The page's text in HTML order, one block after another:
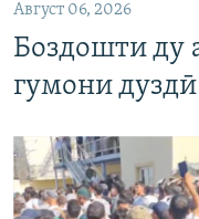
Август 06, 2026
Боздошти ду
гумони дуздӣ